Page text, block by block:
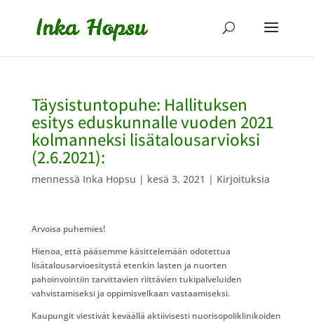
Täysistuntopuhe: Hallituksen
esitys eduskunnalle vuoden 2021
kolmanneksi lisätalousarvioksi
(2.6.2021):
mennessä Inka Hopsu | kesä 3, 2021 | Kirjoituksia
Arvoisa puhemies!
Hienoa, että pääsemme käsittelemään odotettua
lisätalousarvioesitystä etenkin lasten ja nuorten
pahoinvointiin tarvittavien riittävien tukipalveluiden
vahvistamiseksi ja oppimisvelkaan vastaamiseksi.
Kaupungit viestivät keväällä aktiivisesti nuorisopoliklinikoiden